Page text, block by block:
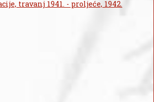
travanj 1941. - proljeće, 1942.